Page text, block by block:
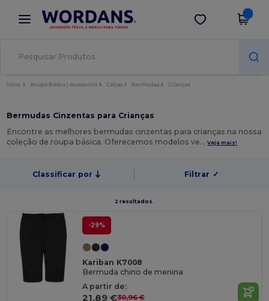
× App Wordans
Melhores preços na app!
Obter app
Início Roupa Básica | Acessórios Calças Bermudas Crianças
Bermudas Cinzentas para Crianças
Encontre as melhores bermudas cinzentas para crianças na nossa
coleção de roupa básica. Oferecemos modelos ve…Veja mais!
Classificar por Filtrar ✓
2 resultados.
-29%
Kariban K7008
Bermuda chino de menina
A partir de:
21,89 €30,96 €